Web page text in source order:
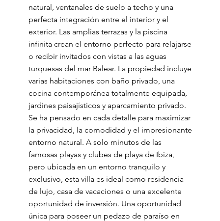
natural, ventanales de suelo a techo y una
perfecta integración entre el interior y el
exterior. Las amplias terrazas y la piscina
infinita crean el entorno perfecto para relajarse
o recibir invitados con vistas a las aguas
turquesas del mar Balear. La propiedad incluye
varias habitaciones con baño privado, una
cocina contemporánea totalmente equipada,
jardines paisajísticos y aparcamiento privado.
Se ha pensado en cada detalle para maximizar
la privacidad, la comodidad y el impresionante
entorno natural. A solo minutos de las
famosas playas y clubes de playa de Ibiza,
pero ubicada en un entorno tranquilo y
exclusivo, esta villa es ideal como residencia
de lujo, casa de vacaciones o una excelente
oportunidad de inversión. Una oportunidad
única para poseer un pedazo de paraíso en